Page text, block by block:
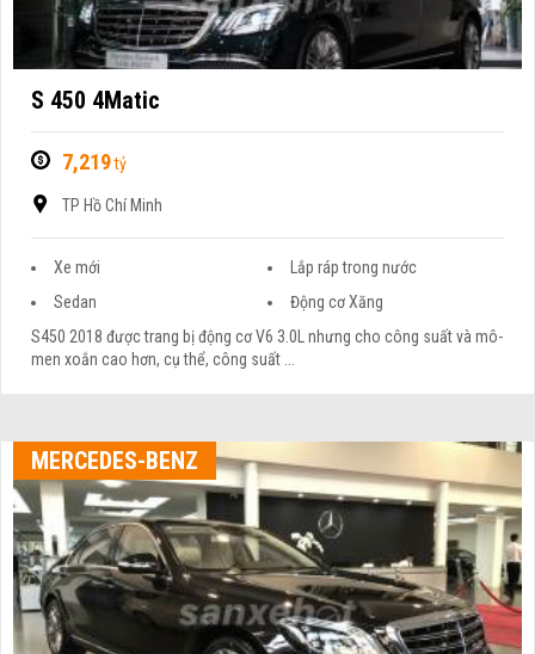
S 450 4Matic
7,219tỷ
TP Hồ Chí Minh
Xe mới
Lắp ráp trong nước
Sedan
Động cơ Xăng
S450 2018 được trang bị động cơ V6 3.0L nhưng cho công suất và mô-
men xoắn cao hơn, cụ thể, công suất ...
MERCEDES-BENZ